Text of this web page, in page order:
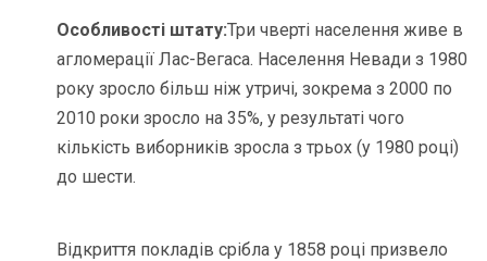
Особливості штату:Три чверті населення живе в
агломерації Лас-Вегаса. Населення Невади з 1980
року зросло більш ніж утричі, зокрема з 2000 по
2010 роки зросло на 35%, у результаті чого
кількість виборників зросла з трьох (у 1980 році)
до шести.
Відкриття покладів срібла у 1858 році призвело